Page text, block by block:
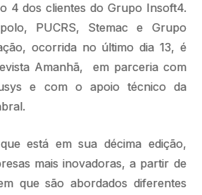
4 dos clientes do Grupo Insoft4.
PUCRS, Stemac e Grupo
ocorrida no último dia 13, é
Amanhã, em parceria com
e com o apoio técnico da
está em sua décima edição,
mais inovadoras, a partir de
que são abordados diferentes